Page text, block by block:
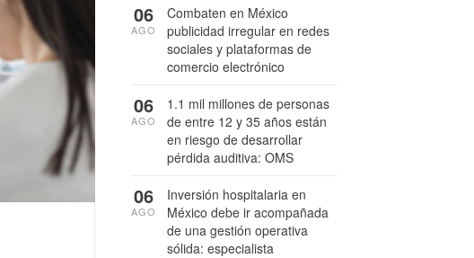
Combaten en México
publicidad irregular en redes
sociales y plataformas de
comercio electrónico
06
AGO
1.1 mil millones de personas
de entre 12 y 35 años están
en riesgo de desarrollar
pérdida auditiva: OMS
06
AGO
Inversión hospitalaria en
México debe ir acompañada
de una gestión operativa
sólida: especialista
06
AGO